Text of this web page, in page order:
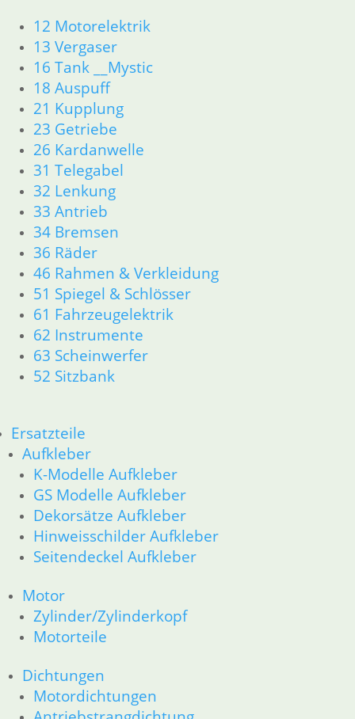
12 Motorelektrik
13 Vergaser
16 Tank __Mystic
18 Auspuff
21 Kupplung
23 Getriebe
26 Kardanwelle
31 Telegabel
32 Lenkung
33 Antrieb
34 Bremsen
36 Räder
46 Rahmen & Verkleidung
51 Spiegel & Schlösser
61 Fahrzeugelektrik
62 Instrumente
63 Scheinwerfer
52 Sitzbank
Ersatzteile
Aufkleber
K-Modelle Aufkleber
GS Modelle Aufkleber
Dekorsätze Aufkleber
Hinweisschilder Aufkleber
Seitendeckel Aufkleber
Motor
Zylinder/Zylinderkopf
Motorteile
Dichtungen
Motordichtungen
61 Fahrzeugelektrik
62 Instrumente
R45 & R65LS
11 Motor
Dichtungen
Zylinderkopf
Kolben/Kolbenringe
12 Motorelektrik
13 Vergaser
16 Tank
18 Auspuff
21 Kupplung
23 Getriebe
34 Bremsen
36 Räder
46 Rahmen & Verkleidung
51 Spiegel & Schlösser
52 Sitzbank
61 Fahrzeugelektrik
62 Instrumente
11 Motor
Dichtungen
Zylinderkopf
Kolben/Kolbenringe
12 Motorelektrik
13 Vergaser
16 Tank
18 Auspuff
23 Getriebe
31 Telegabel
26 Kardanwelle
32 Lenkung
33 Antrieb
36 Räder
34 Bremsen